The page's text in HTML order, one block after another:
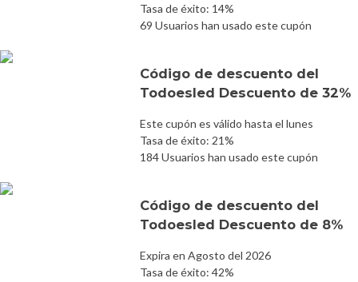
Tasa de éxito: 14%
69 Usuarios han usado este cupón
Código de descuento del
Todoesled Descuento de 32%
Este cupón es válido hasta el lunes
Tasa de éxito: 21%
184 Usuarios han usado este cupón
Código de descuento del
Todoesled Descuento de 8%
Expira en Agosto del 2026
Tasa de éxito: 42%